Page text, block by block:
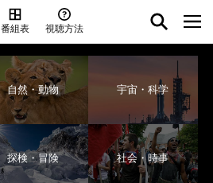
番組表 視聴方法
自然・動物 宇宙・科学
探検・冒険 社会・時事